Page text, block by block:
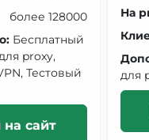
более 128000
Бесплатный
proxy,
Тестовый
сайт
На
для